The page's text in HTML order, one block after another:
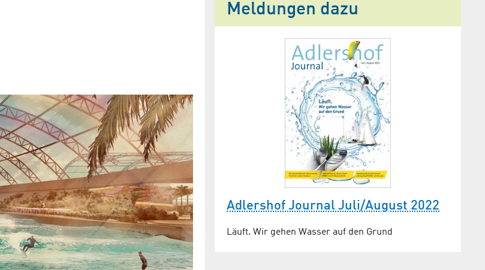
Meldungen dazu
Adlershof Journal Juli/August 2022
Läuft. Wir gehen Wasser auf den Grund